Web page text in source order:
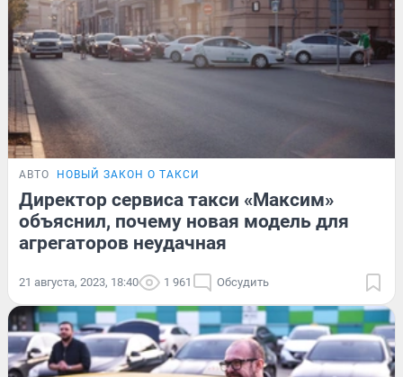
АВТО НОВЫЙ ЗАКОН О ТАКСИ
Директор сервиса такси «Максим»
объяснил, почему новая модель для
агрегаторов неудачная
21 августа, 2023, 18:40 1 961 Обсудить